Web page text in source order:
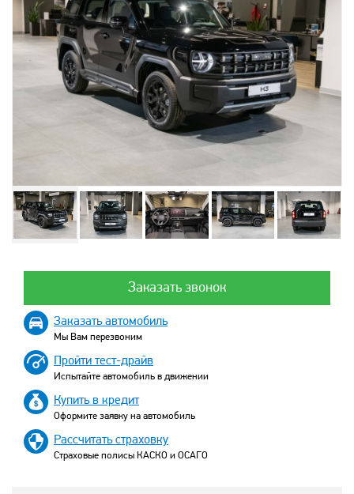
Заказать звонок
Заказать автомобиль
Мы Вам перезвоним
Пройти тест-драйв
Испытайте автомобиль в движении
Купить в кредит
Оформите заявку на автомобиль
Рассчитать страховку
Страховые полисы КАСКО и ОСАГО